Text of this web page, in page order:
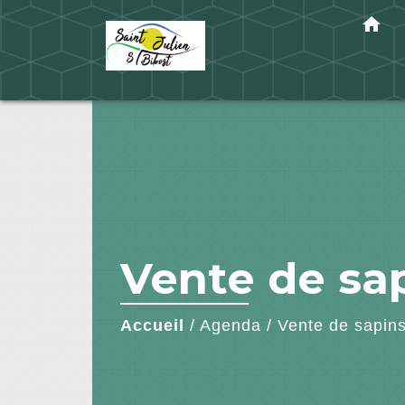
home
Vente de
Accueil / Agenda / Vente de